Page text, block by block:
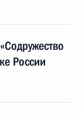
России